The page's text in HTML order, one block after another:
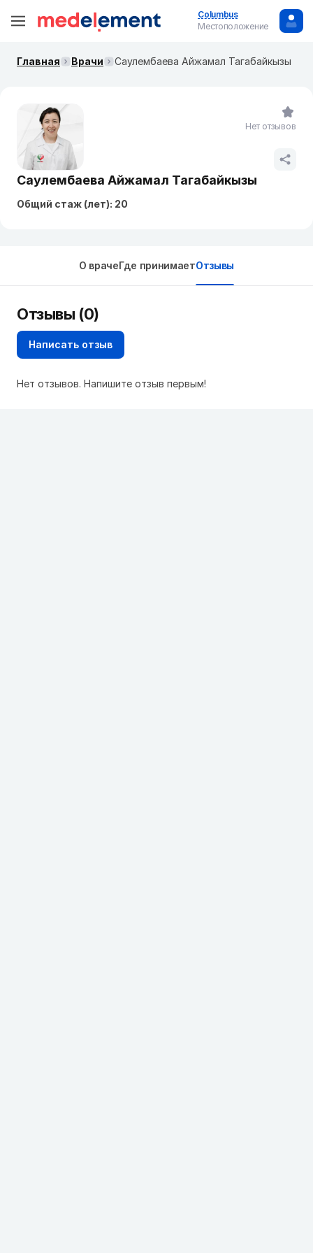
Columbus
Местоположение
Главная Врачи Саулембаева Айжамал Тагабайкызы
Саулембаева Айжамал Тагабайкызы
Общий стаж (лет): 20
Нет отзывов
О врачеГде принимаетОтзывы
Отзывы (0)
Написать отзыв
Нет отзывов. Напишите отзыв первым!